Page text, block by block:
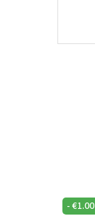
- €1.00